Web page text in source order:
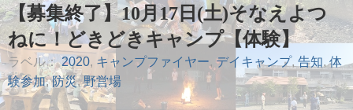
【募集終了】10月17日(土)そなえよつ
ねに！どきどきキャンプ【体験】
ラベル：2020, キャンプファイヤー, デイキャンプ, 告知,体
験参加,防災,野営場